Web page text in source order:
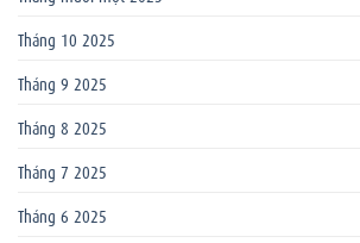
Tháng 10 2025
Tháng 9 2025
Tháng 8 2025
Tháng 7 2025
Tháng 6 2025